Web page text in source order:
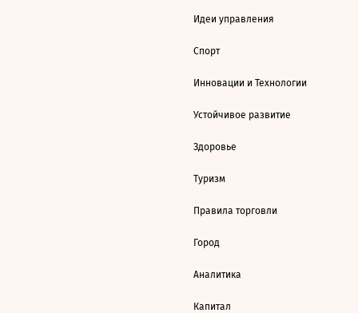
Идеи управления
Спорт
Инновации и Технологии
Устойчивое развитие
Здоровье
Туризм
Правила торговли
Город
Аналитика
Капитал